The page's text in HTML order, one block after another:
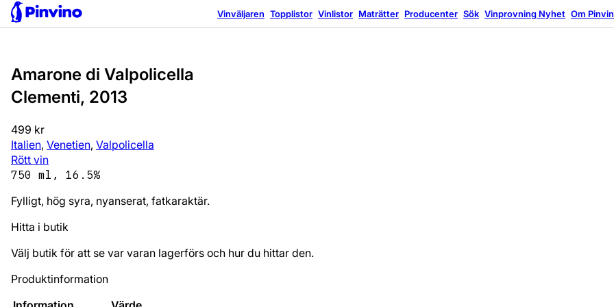
Vinväljaren Topplistor Vinlistor Maträtter Producenter Sök Vinprovning Nyhet Om
Amarone di Valpolicella
Clementi, 2013
499 kr
Italien, Venetien, Valpolicella
Rött vin
750 ml, 16.5%
Fylligt, hög syra, nyanserat, fatkaraktär.
Hitta i butik
Välj butik för att se var varan lagerförs och hur du hittar den.
Produktinformation